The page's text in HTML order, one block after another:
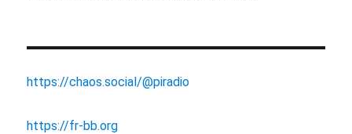
https://chaos.social/@piradio
https://fr-bb.org